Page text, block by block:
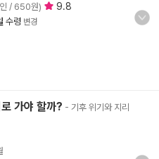
/ 650원) 9.8
수령 변경
가야 할까? - 기후 위기와 지리